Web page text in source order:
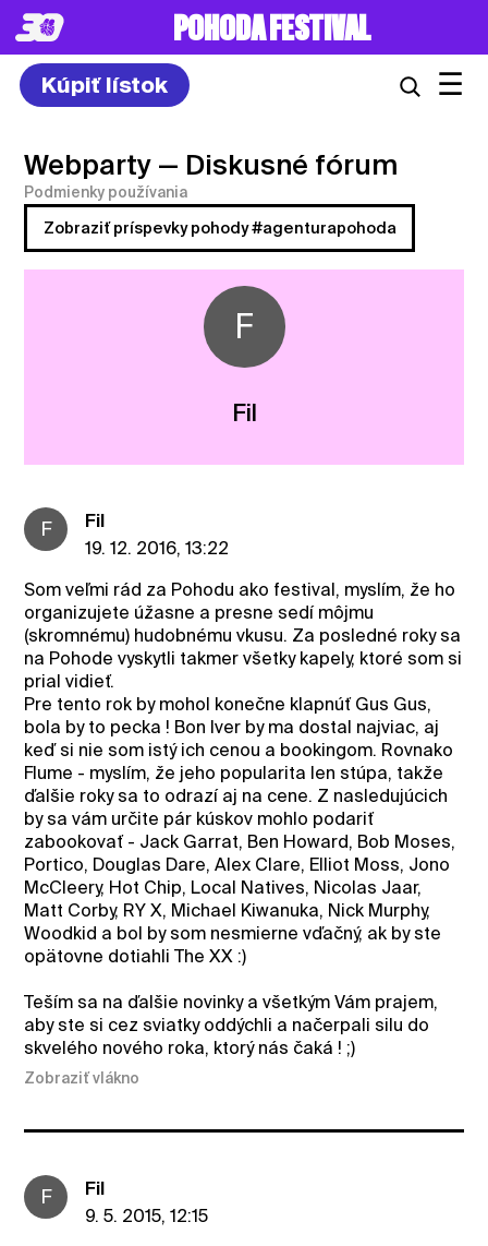
POHODA FESTIVAL
Kúpiť lístok ☰
Webparty — Diskusné fórum
Podmienky používania
Zobraziť príspevky pohody #agenturapohoda
F
Fil
F
Fil
19. 12. 2016, 13:22
Som veľmi rád za Pohodu ako festival, myslím, že ho
organizujete úžasne a presne sedí môjmu
(skromnému) hudobnému vkusu. Za posledné roky sa
na Pohode vyskytli takmer všetky kapely, ktoré som si
prial vidieť.
Pre tento rok by mohol konečne klapnúť Gus Gus,
bola by to pecka ! Bon Iver by ma dostal najviac, aj
keď si nie som istý ich cenou a bookingom. Rovnako
Flume - myslím, že jeho popularita len stúpa, takže
ďalšie roky sa to odrazí aj na cene. Z nasledujúcich
by sa vám určite pár kúskov mohlo podariť
zabookovať - Jack Garrat, Ben Howard, Bob Moses,
Portico, Douglas Dare, Alex Clare, Elliot Moss, Jono
McCleery, Hot Chip, Local Natives, Nicolas Jaar,
Matt Corby, RY X, Michael Kiwanuka, Nick Murphy,
Woodkid a bol by som nesmierne vďačný, ak by ste
opätovne dotiahli The XX :)
Teším sa na ďalšie novinky a všetkým Vám prajem,
aby ste si cez sviatky oddýchli a načerpali silu do
skvelého nového roka, ktorý nás čaká ! ;)
Zobraziť vlákno
F
Fil
9. 5. 2015, 12:15